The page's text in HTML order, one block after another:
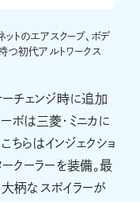
ットのエアスクープ、ボデ
つ初代アルトワークス
チェンジ時に追加
ボは三菱・ミニカに
ちらはインジェクショ
クーラーを装備。最
柄なスポイラーが